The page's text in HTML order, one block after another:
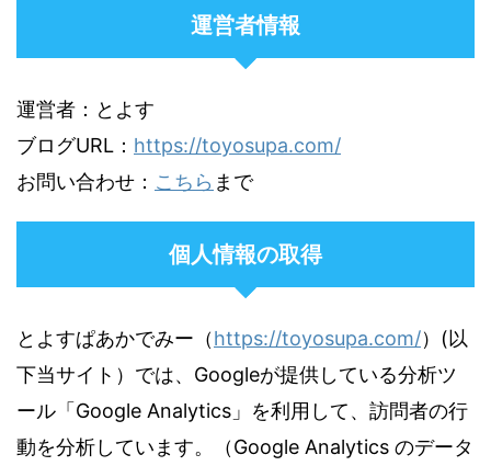
運営者情報
運営者：とよす
ブログURL： https://toyosupa.com/
お問い合わせ： こちら まで
個人情報の取得
とよすぱあかでみー（https://toyosupa.com/）(以
下当サイト）では、Googleが提供している分析ツ
ール「Google Analytics」を利用して、訪問者の行
動を分析しています。（Google Analytics のデータ